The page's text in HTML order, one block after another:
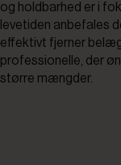
og holdbarhed er i
levetiden anbefales
effektivt fjerner
professionelle, der
større mængder.